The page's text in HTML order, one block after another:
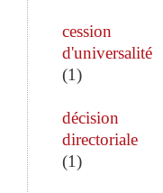
cession
d'universalité
(1)
décision
directoriale
(1)